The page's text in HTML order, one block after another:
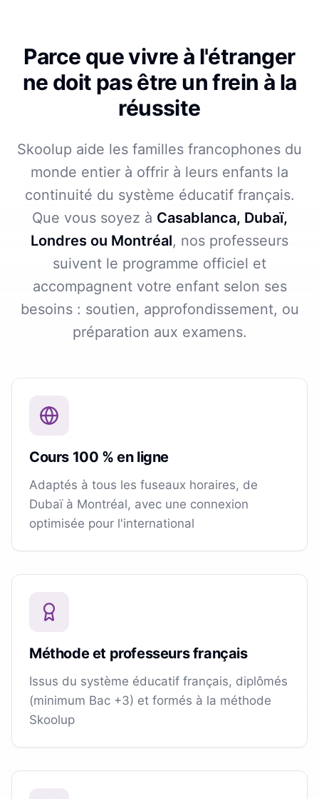
Parce que vivre à l'étranger
ne doit pas être un frein à la
réussite
Skoolup aide les familles francophones du
monde entier à offrir à leurs enfants la
continuité du système éducatif français.
Que vous soyez à Casablanca, Dubaï,
Londres ou Montréal, nos professeurs
suivent le programme officiel et
accompagnent votre enfant selon ses
besoins : soutien, approfondissement, ou
préparation aux examens.
Cours 100 % en ligne
Adaptés à tous les fuseaux horaires, de
Dubaï à Montréal, avec une connexion
optimisée pour l'international
Méthode et professeurs français
Issus du système éducatif français, diplômés
(minimum Bac +3) et formés à la méthode
Skoolup